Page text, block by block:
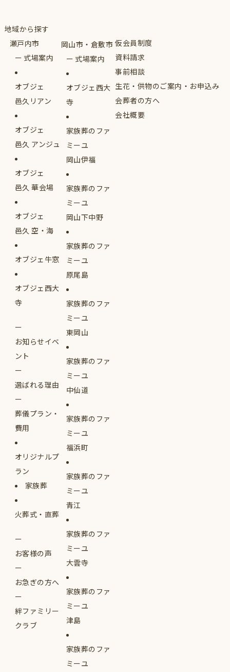
地域から探す
瀬戸内市
式場案内
オブジェ
邑久リアン
オブジェ
邑久 アンジュ
オブジェ
邑久 華会場
オブジェ
邑久 空・海
オブジェ牛窓
オブジェ西大
寺
お知らせイベ
ント
選ばれる理由
葬儀プラン・
費用
オリジナルプ
ラン
家族葬
火葬式・直葬
お客様の声
お急ぎの方へ
絆ファミリー
クラブ
岡山市・倉敷市
式場案内
オブジェ西大
寺
家族葬のファ
ミーユ
岡山伊福
家族葬のファ
ミーユ
岡山下中野
家族葬のファ
ミーユ
原尾島
家族葬のファ
ミーユ
東岡山
家族葬のファ
ミーユ
中仙道
家族葬のファ
ミーユ
福浜町
家族葬のファ
ミーユ
青江
家族葬のファ
ミーユ
大雲寺
家族葬のファ
ミーユ
津島
家族葬のファ
ミーユ
仮会員制度
資料請求
事前相談
生花・供物のご案内・お申込み
会葬者の方へ
会社概要